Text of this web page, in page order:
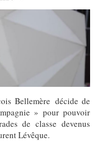
Bellemère décide de
» pour pouvoir
de classe devenus
Lévêque.